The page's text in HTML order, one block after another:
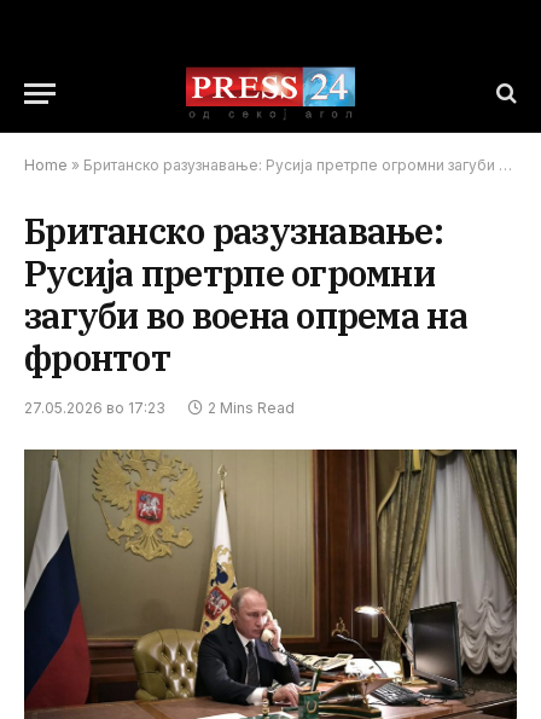
Home » Британско разузнавање: Русија претрпе огромни загуби во воена опрема на фронтот
Британско разузнавање:
Русија претрпе огромни
загуби во воена опрема на
фронтот
27.05.2026 во 17:23 2 Mins Read